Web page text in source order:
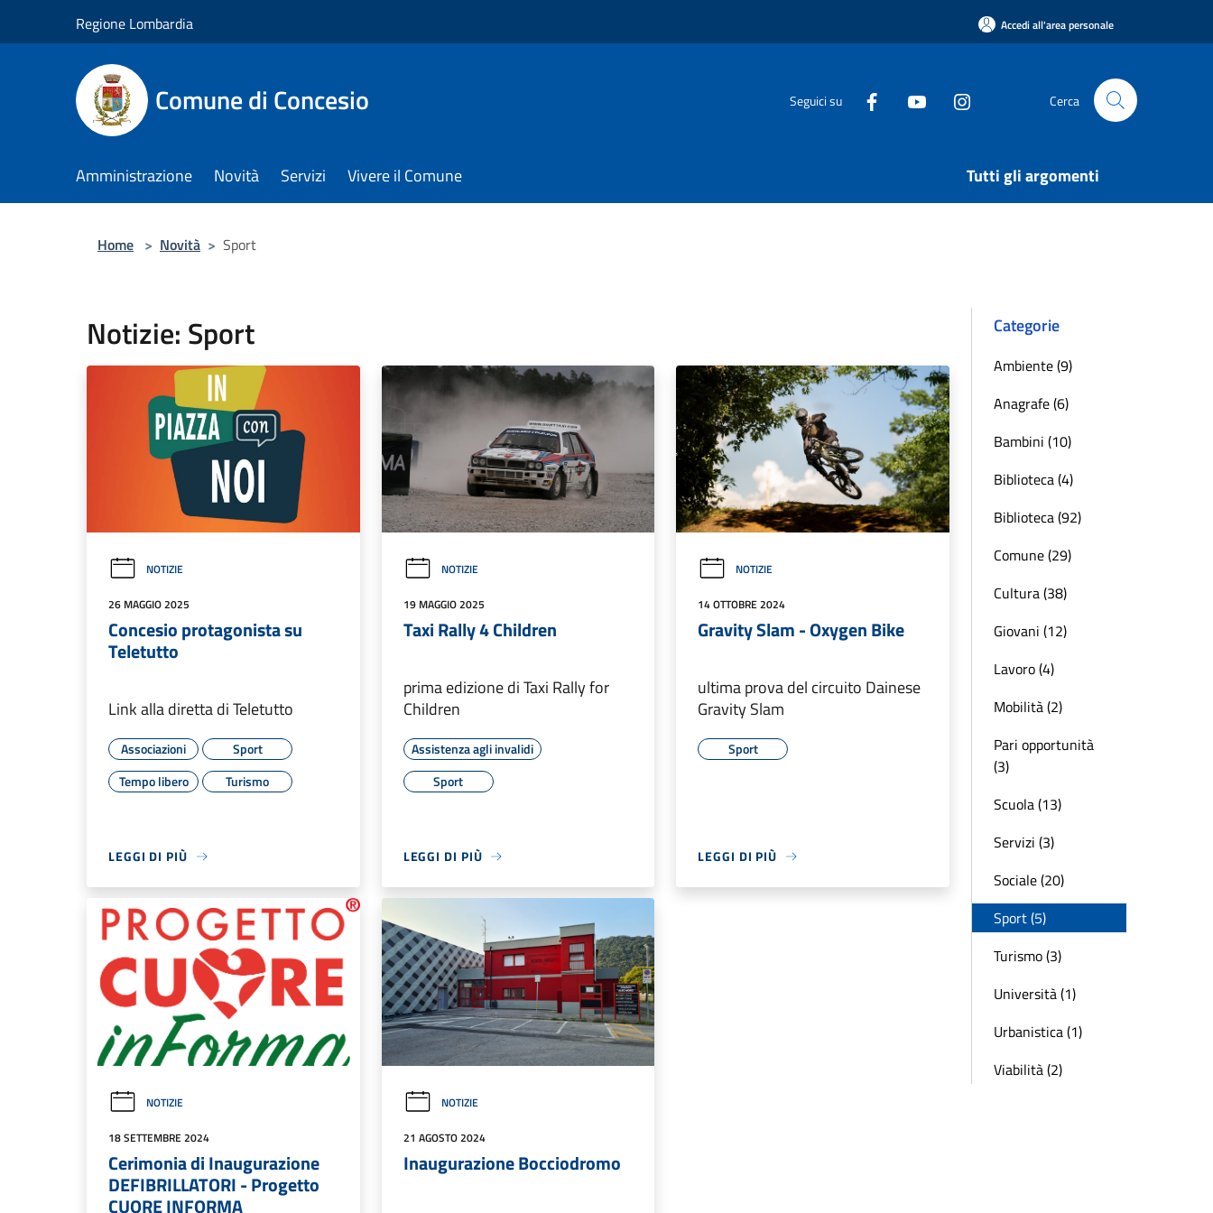
Regione Lombardia Accedi all'area personale
Comune di Concesio Seguici su Cerca
Amministrazione Novità Servizi Vivere il Comune Tutti gli argomenti
Home > Novità > Sport
Notizie: Sport
NOTIZIE
26 MAGGIO 2025
Concesio protagonista su
Teletutto
Link alla diretta di Teletutto
Associazioni
Sport
Tempo libero
Turismo
LEGGI DI PIÙ
NOTIZIE
19 MAGGIO 2025
Taxi Rally 4 Children
prima edizione di Taxi Rally for
Children
Assistenza agli invalidi
Sport
LEGGI DI PIÙ
NOTIZIE
14 OTTOBRE 2024
Gravity Slam - Oxygen Bike
ultima prova del circuito Dainese
Gravity Slam
Sport
LEGGI DI PIÙ
NOTIZIE
18 SETTEMBRE 2024
Cerimonia di Inaugurazione
DEFIBRILLATORI - Progetto
CUORE INFORMA
NOTIZIE
21 AGOSTO 2024
Inaugurazione Bocciodromo
Categorie
Ambiente (9)
Anagrafe (6)
Bambini (10)
Biblioteca (4)
Biblioteca (92)
Comune (29)
Cultura (38)
Giovani (12)
Lavoro (4)
Mobilità (2)
Pari opportunità
(3)
Scuola (13)
Servizi (3)
Sociale (20)
Sport (5)
Turismo (3)
Università (1)
Urbanistica (1)
Viabilità (2)